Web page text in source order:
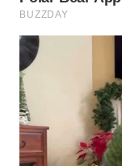
WN
Wahana
Media
Group